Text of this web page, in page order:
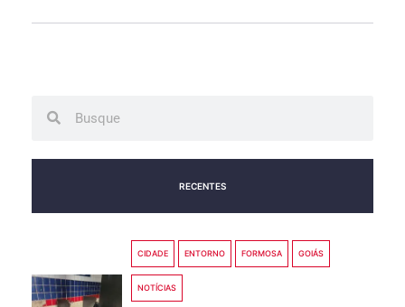
RECENTES
CIDADE ENTORNO FORMOSA GOIÁS
NOTÍCIAS